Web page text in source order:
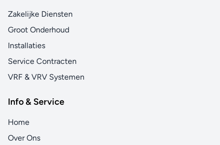
Zakelijke Diensten
Groot Onderhoud
Installaties
Service Contracten
VRF & VRV Systemen
Info & Service
Home
Over Ons